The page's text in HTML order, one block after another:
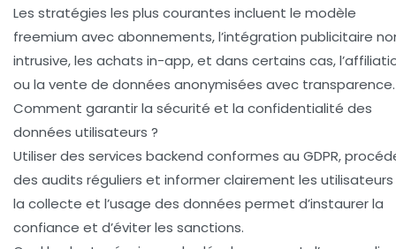
Les stratégies les plus courantes incluent le modèle
freemium avec abonnements, l’intégration publicitaire
intrusive, les achats in-app, et dans certains cas,
ou la vente de données anonymisées avec transparence.
Comment garantir la sécurité et la confidentialité des
données utilisateurs ?
Utiliser des services backend conformes au GDPR,
des audits réguliers et informer clairement les utilisateurs
la collecte et l’usage des données permet d’instaurer la
confiance et d’éviter les sanctions.